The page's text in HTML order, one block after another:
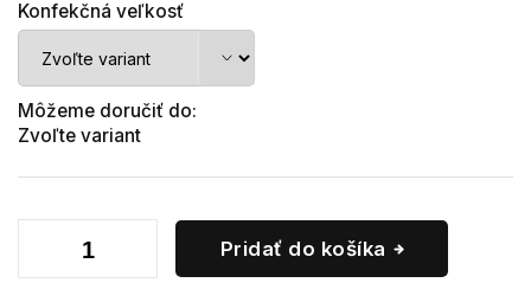
Konfekčná veľkosť
Môžeme doručiť do:
Zvoľte variant
Pridať do košíka